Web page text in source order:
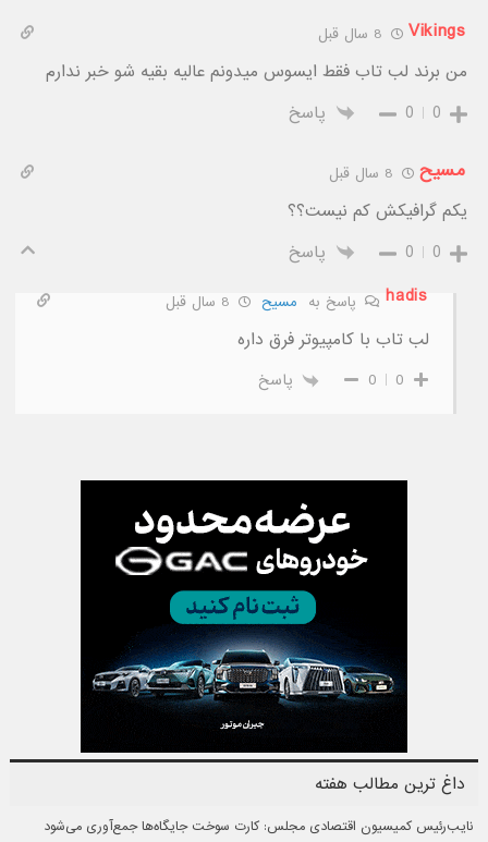
Vikings 8 سال قبل
من برند لب تاب فقط ایسوس میدونم عالیه بقیه شو خبر ندارم
0
0 پاسخ
مسیح
یکم گرافیکش کم نیست؟؟
0
0
پاسخ
hadis
پاسخ به مسیح
لب تاب با کامپیوتر فرق داره
0
0 پاسخ
داغ ترین مطالب هفته
نایب‌رئیس کمیسیون اقتصادی مجلس: کارت سوخت جایگاه‌ها جمع‌آوری می‌شود